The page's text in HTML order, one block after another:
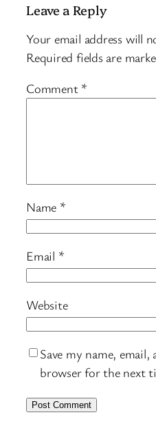
Leave a Reply
Your email address will
Required fields are
Comment *
Name *
Email *
Website
Save my name,
browser for the next